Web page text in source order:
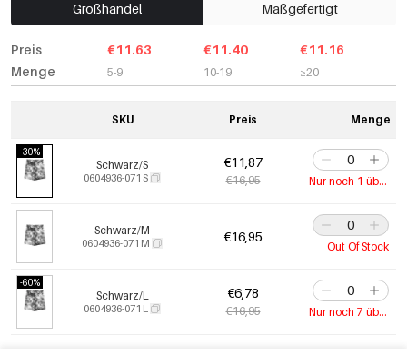
Großhandel Maßgefertigt
Preis
Menge
€11.63
5-9
€11.40
10-19
€11.16
≥20
SKU Preis Menge
-30%
Schwarz/S
0604936-071 S
€11,87
€16,95 Nur noch 1 übrig
Schwarz/M
0604936-071 M €16,95
Out Of Stock
-60%
Schwarz/L
0604936-071 L
€6,78
€16,95 Nur noch 7 übrig